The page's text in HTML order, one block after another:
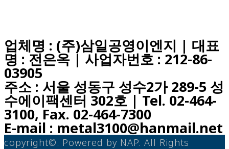
업체명 : (주)삼일공영이엔지 | 대표
명 : 전은옥 | 사업자번호 : 212-86-
03905
주소 : 서울 성동구 성수2가 289-5 성
수에이팩센터 302호 | Tel. 02-464-
3100, Fax. 02-464-7300
E-mail : metal3100@hanmail.net
copyright©. Powered by NAP. All Rights